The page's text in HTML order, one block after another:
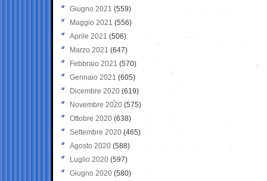
Giugno 2021(559)
Maggio 2021 (556)
Aprile 2021 (506)
Marzo 2021 (647)
Febbraio 2021 (570)
Gennaio 2021 (605)
Dicembre 2020 (619)
Novembre 2020 (575)
Ottobre 2020 (638)
Settembre 2020(465)
Agosto 2020 (588)
Luglio 2020 (597)
Giugno 2020 (580)